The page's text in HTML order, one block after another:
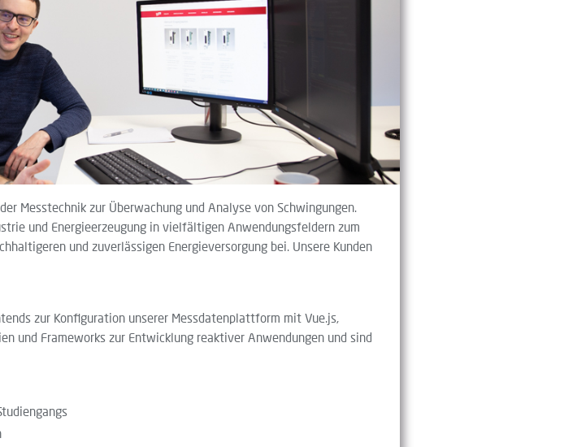
Messtechnik zur Überwachung und Analyse von Schwingungen.
und Energieerzeugung in vielfältigen Anwendungsfeldern zum
und zuverlässigen Energieversorgung bei. Unsere Kunden
zur Konfiguration unserer Messdatenplattform mit Vue.js,
und Frameworks zur Entwicklung reaktiver Anwendungen und sind